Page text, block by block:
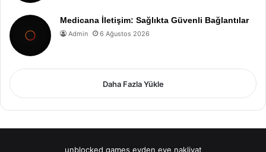
Medicana İletişim: Sağlıkta Güvenli Bağlantılar
Admin 6 Ağustos 2026
Daha Fazla Yükle
unblocked games evden eve nakliyat